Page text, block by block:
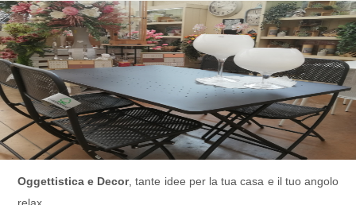
Oggettistica e Decor, tante idee per la tua casa e il tuo angolo